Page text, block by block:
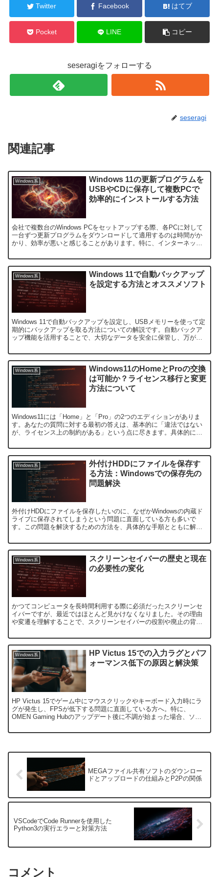
Twitter Facebook はてブ
Pocket LINE コピー
seseragiをフォローする
seseragi
関連記事
Windows系
Windows 11の更新プログラムを
USBやCDに保存して複数PCで
効率的にインストールする方法
会社で複数台のWindows PCをセットアップする際、各PCに対して
一台ずつ更新プログラムをダウンロードして適用するのは時間がか
かり、効率が悪いと感じることがあります。特に、インターネット
Windows系
Windows 11で自動バックアップ
を設定する方法とオススメソフト
Windows 11で自動バックアップを設定し、USBメモリーを使って定
期的にバックアップを取る方法についての解説です。自動バックア
ップ機能を活用することで、大切なデータを安全に保管し、万が一
Windows系
Windows11のHomeとProの交換
は可能か？ライセンス移行と変更
方法について
Windows11には「Home」と「Pro」の2つのエディションがありま
す。あなたの質問に対する最初の答えは、基本的に「違法ではない
が、ライセンス上の制約がある」という点に尽きます。具体的に
Windows系
外付けHDDにファイルを保存す
る方法：Windowsでの保存先の
問題解決
外付けHDDにファイルを保存したいのに、なぜかWindowsの内蔵ド
ライブに保存されてしまうという問題に直面している方も多いで
す。この問題を解決するための方法を、具体的な手順とともに解説
Windows系
スクリーンセイバーの歴史と現在
の必要性の変化
かつてコンピュータを長時間利用する際に必須だったスクリーンセ
イバーですが、最近ではほとんど見かけなくなりました。その理由
や変遷を理解することで、スクリーンセイバーの役割や廃止の背景
ー...
Windows系
HP Victus 15での入力ラグとパフ
ォーマンス低下の原因と解決策
HP Victus 15でゲーム中にマウスクリックやキーボード入力時にラ
グが発生し、FPSが低下する問題に直面している方へ。特に、
OMEN Gaming Hubのアップデート後に不調が始まった場合、ソフ
MEGAファイル共有ソフトのダウンロー
ドとアップロードの仕組みとP2Pの関係
VSCodeでCode Runnerを使用した
Python3の実行エラーと対策方法
コメント